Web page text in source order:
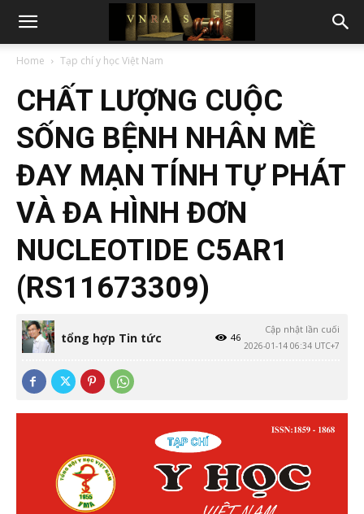
Home Tạp chí y học Việt Nam
CHẤT LƯỢNG CUỘC
SỐNG BỆNH NHÂN MỀ
ĐAY MẠN TÍNH TỰ PHÁT
VÀ ĐA HÌNH ĐƠN
NUCLEOTIDE C5AR1
(RS11673309)
tổng hợp Tin tức
Cập nhật lần cuối
2026-01-14 06:34 UTC+7
46